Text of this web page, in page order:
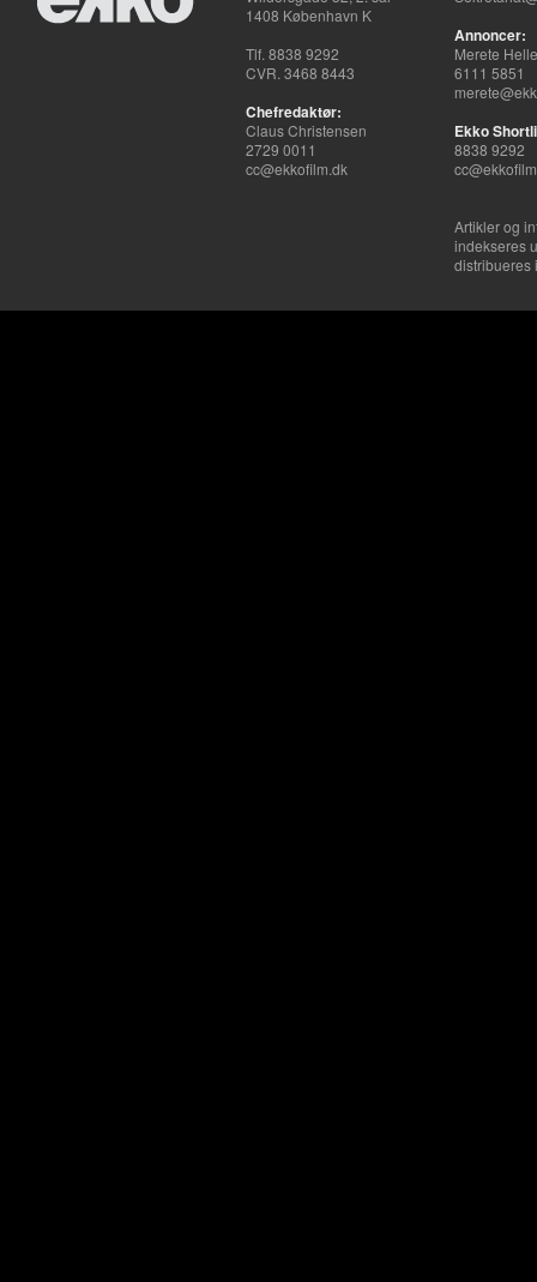
1408 København K
Tlf. 8838 9292
CVR. 3468 8443
Chefredaktør:
Claus Christensen
2729 0011
cc@ekkofilm.dk
Annoncer:
Merete
6111 5851
Ekko
8838 9292
Artikler og
indekseres
distribueres